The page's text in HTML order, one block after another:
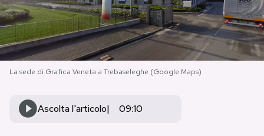
NEWSLETTER
I MIEI PREFERITI
La sede di Grafica Veneta a Trebaseleghe (Google Maps)
Ascolta l'articolo 09:10